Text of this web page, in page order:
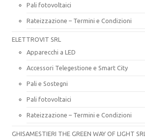
Pali fotovoltaici
Rateizzazione – Termini e Condizioni
ELETTROVIT SRL
Apparecchi a LED
Accessori Telegestione e Smart City
Pali e Sostegni
Pali fotovoltaici
Rateizzazione – Termini e Condizioni
GHISAMESTIERI THE GREEN WAY OF LIGHT SRL